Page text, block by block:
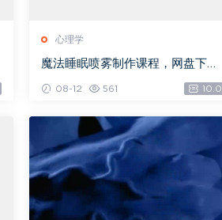
心理学
魔法睡眠喷雾制作课程，网盘下载
08-12 561 10.0